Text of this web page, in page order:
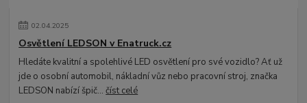
02.04.2025
Osvětlení LEDSON v Enatruck.cz
Hledáte kvalitní a spolehlivé LED osvětlení pro své vozidlo? Ať už
jde o osobní automobil, nákladní vůz nebo pracovní stroj, značka
LEDSON nabízí špič...číst celé